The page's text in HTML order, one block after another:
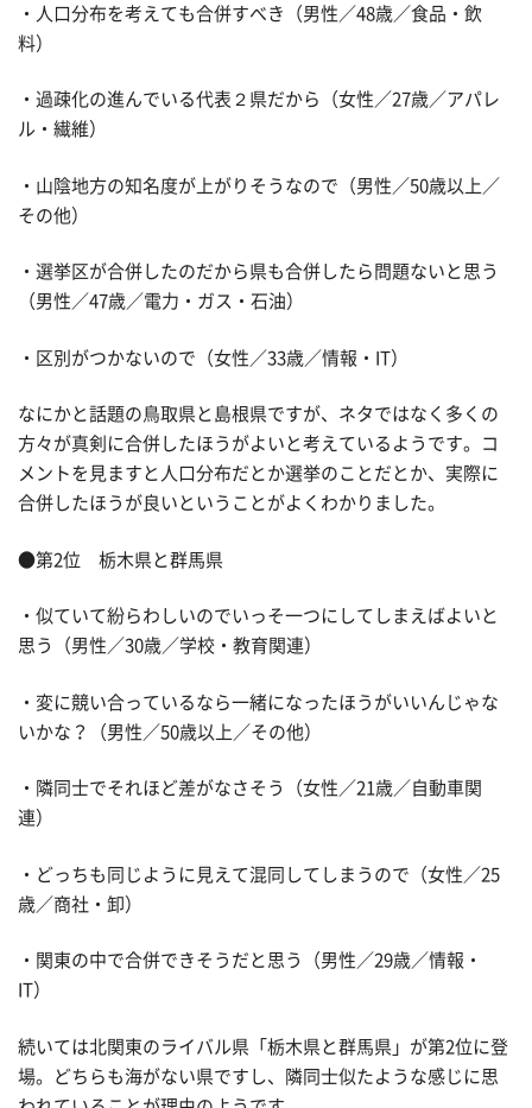
・人口分布を考えても合併すべき（男性／48歳／食品・飲
料）
・過疎化の進んでいる代表２県だから（女性／27歳／アパレ
ル・繊維）
・山陰地方の知名度が上がりそうなので（男性／50歳以上／
その他）
・選挙区が合併したのだから県も合併したら問題ないと思う
（男性／47歳／電力・ガス・石油）
・区別がつかないので（女性／33歳／情報・IT）
なにかと話題の鳥取県と島根県ですが、ネタではなく多くの
方々が真剣に合併したほうがよいと考えているようです。コ
メントを見ますと人口分布だとか選挙のことだとか、実際に
合併したほうが良いということがよくわかりました。
●第2位 栃木県と群馬県
・似ていて紛らわしいのでいっそ一つにしてしまえばよいと
思う（男性／30歳／学校・教育関連）
・変に競い合っているなら一緒になったほうがいいんじゃな
いかな？（男性／50歳以上／その他）
・隣同士でそれほど差がなさそう（女性／21歳／自動車関
連）
・どっちも同じように見えて混同してしまうので（女性／25
歳／商社・卸）
・関東の中で合併できそうだと思う（男性／29歳／情報・
IT）
続いては北関東のライバル県「栃木県と群馬県」が第2位に登
場。どちらも海がない県ですし、隣同士似たような感じに思